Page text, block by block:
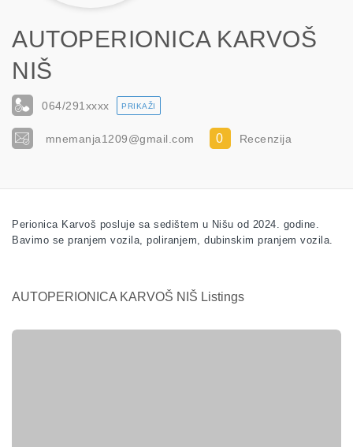
AUTOPERIONICA KARVOŠ
NIŠ
064/291 xxxx PRIKAŽI
mnemanja1209@gmail.com 0 Recenzija
Perionica Karvoš posluje sa sedištem u Nišu od 2024. godine.
Bavimo se pranjem vozila, poliranjem, dubinskim pranjem vozila.
AUTOPERIONICA KARVOŠ NIŠ Listings